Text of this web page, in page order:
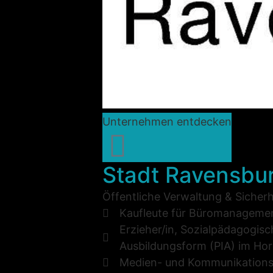
Unternehmen entdecken
Stadt
Öffentliche Verwaltung &
Kaufleute für
Erzieher/in,
Ausbildungsform (PIA) im
Medien- und